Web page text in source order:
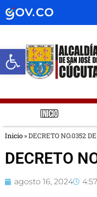
Abrir barra
INICIO
Inicio »DECRETO NO.0352
DECRETO
agosto 16, 2024